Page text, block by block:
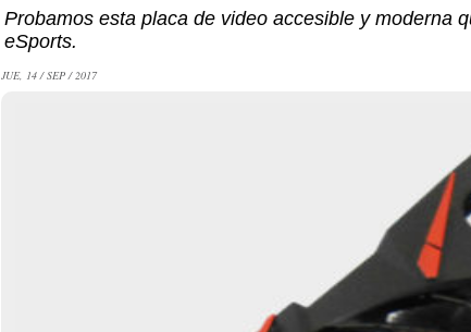
Probamos esta placa de video accesible y moderna
eSports.
JUE, 14 / SEP / 2017